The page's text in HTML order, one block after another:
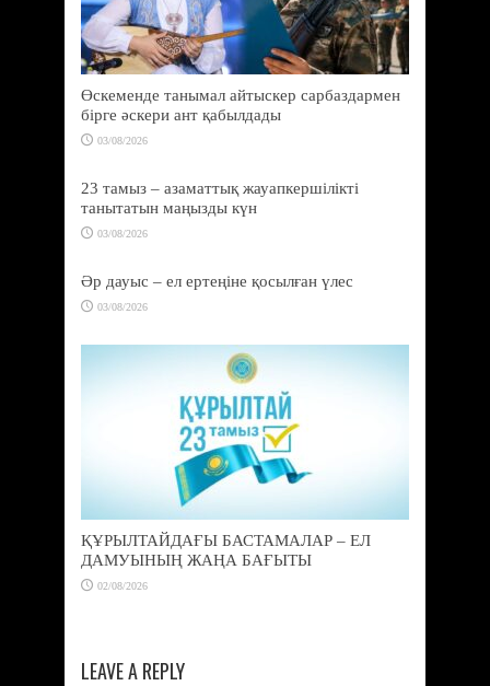
Өскеменде танымал айтыскер сарбаздармен
бірге әскери ант қабылдады
03/08/2026
23 тамыз – азаматтық жауапкершілікті
танытатын маңызды күн
03/08/2026
Әр дауыс – ел ертеңіне қосылған үлес
03/08/2026
ҚҰРЫЛТАЙДАҒЫ БАСТАМАЛАР – ЕЛ
ДАМУЫНЫҢ ЖАҢА БАҒЫТЫ
02/08/2026
LEAVE A REPLY